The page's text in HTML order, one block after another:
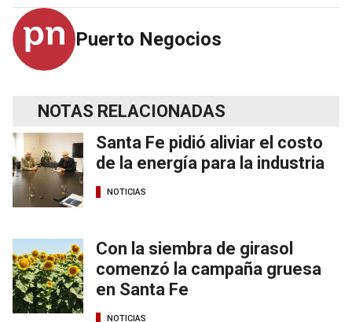
Puerto Negocios
NOTAS RELACIONADAS
Santa Fe pidió aliviar el costo
de la energía para la industria
NOTICIAS
Con la siembra de girasol
comenzó la campaña gruesa
en Santa Fe
NOTICIAS